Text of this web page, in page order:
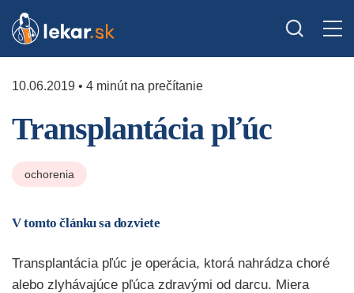
10.06.2019 • 4 minút na prečítanie
Transplantácia pľúc
ochorenia
V tomto článku sa dozviete
Transplantácia pľúc je operácia, ktorá nahrádza choré
alebo zlyhávajúce pľúca zdravými od darcu. Miera